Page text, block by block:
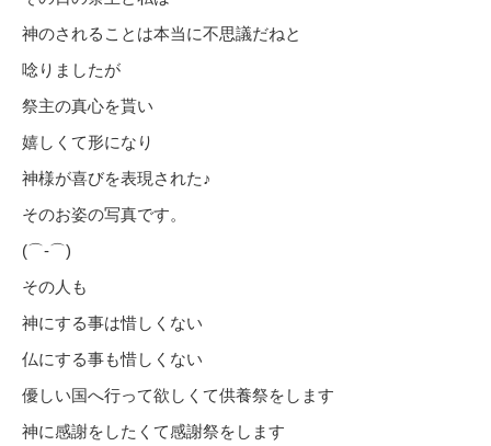
神のされることは本当に不思議だねと
唸りましたが
祭主の真心を貰い
嬉しくて形になり
神様が喜びを表現された♪
そのお姿の写真です。
(⌒‐⌒)
その人も
神にする事は惜しくない
仏にする事も惜しくない
優しい国へ行って欲しくて供養祭をします
神に感謝をしたくて感謝祭をします